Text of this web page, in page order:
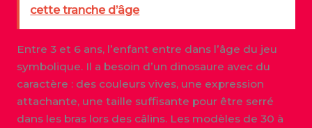
cette tranche d’âge
Entre 3 et 6 ans, l’enfant entre dans l’âge du jeu
symbolique. Il a besoin d’un dinosaure avec du
caractère : des couleurs vives, une expression
attachante, une taille suffisante pour être serré
dans les bras lors des câlins. Les modèles de 30 à